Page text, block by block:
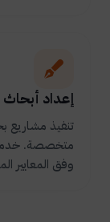
إعداد
تنفيذ مشاريع
متخصصة. خدمة
وفق المعايير